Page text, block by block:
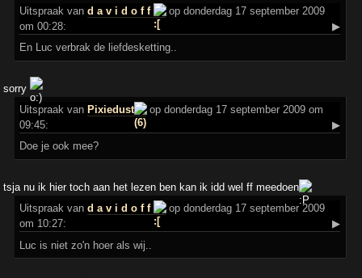
Uitspraak vand a v i d o f f
op donderdag 17 september 2009
om 00:28:
▶
En Luc verbrak de liefdesketting..
sorry
Uitspraak van Pixiedust
op donderdag 17 september 2009 om
09:45:
▶
Doe je ook mee?
tsja nu ik hier toch aan het lezen ben kan ik idd wel ff meedoen
Uitspraak vand a v i d o f f
op donderdag 17 september 2009
om 10:27:
▶
Luc is niet zo'n hoer als wij..